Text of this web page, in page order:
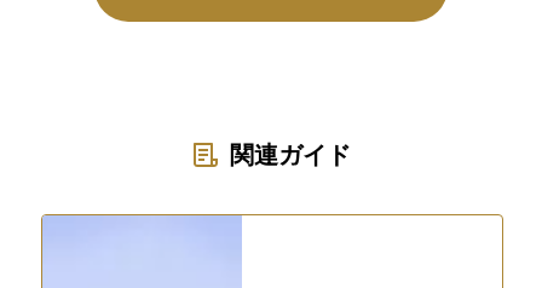
関連ガイド